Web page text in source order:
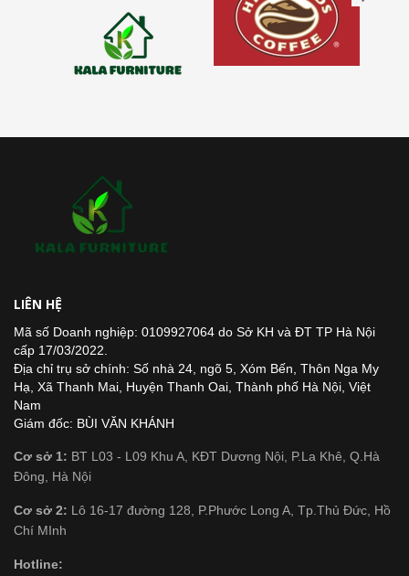
LIÊN HỆ
Mã số Doanh nghiệp: 0109927064 do Sở KH và ĐT TP Hà Nội
cấp 17/03/2022.
Địa chỉ trụ sở chính: Số nhà 24, ngõ 5, Xóm Bến, Thôn Nga My
Hạ, Xã Thanh Mai, Huyện Thanh Oai, Thành phố Hà Nội, Việt
Nam
Giám đốc: BÙI VĂN KHÁNH
Cơ sở 1: BT L03 - L09 Khu A, KĐT Dương Nội, P.La Khê, Q.Hà
Đông, Hà Nội
Cơ sở 2: Lô 16-17 đường 128, P.Phước Long A, Tp.Thủ Đức, Hồ
Chí MInh
Hotline: